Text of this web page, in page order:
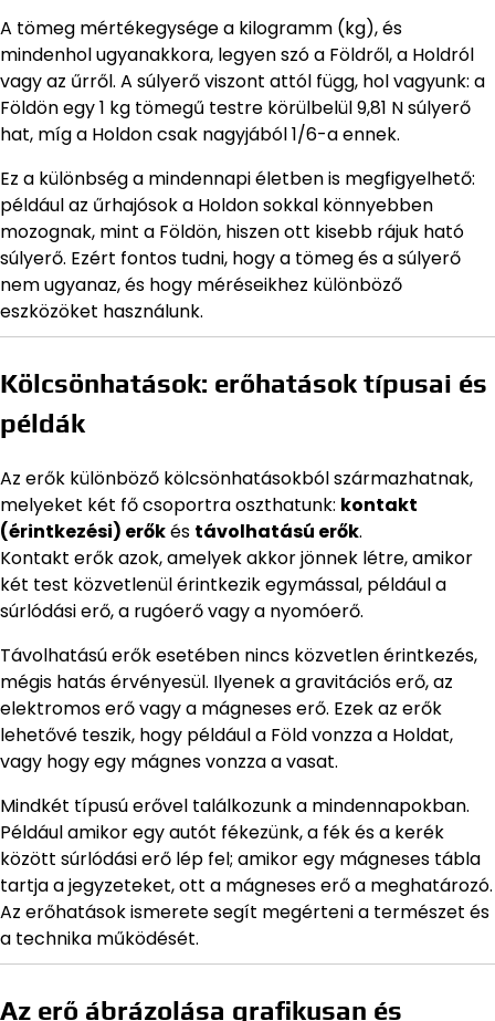
A tömeg mértékegysége a kilogramm (kg), és
mindenhol ugyanakkora, legyen szó a Földről, a Holdról
vagy az űrről. A súlyerő viszont attól függ, hol vagyunk: a
Földön egy 1 kg tömegű testre körülbelül 9,81 N súlyerő
hat, míg a Holdon csak nagyjából 1/6-a ennek.
Ez a különbség a mindennapi életben is megfigyelhető:
például az űrhajósok a Holdon sokkal könnyebben
mozognak, mint a Földön, hiszen ott kisebb rájuk ható
súlyerő. Ezért fontos tudni, hogy a tömeg és a súlyerő
nem ugyanaz, és hogy méréseikhez különböző
eszközöket használunk.
Kölcsönhatások: erőhatások típusai és
példák
Az erők különböző kölcsönhatásokból származhatnak,
melyeket két fő csoportra oszthatunk: kontakt
(érintkezési) erőkés távolhatású erők.
Kontakt erők azok, amelyek akkor jönnek létre, amikor
két test közvetlenül érintkezik egymással, például a
súrlódási erő, a rugóerő vagy a nyomóerő.
Távolhatású erők esetében nincs közvetlen érintkezés,
mégis hatás érvényesül. Ilyenek a gravitációs erő, az
elektromos erő vagy a mágneses erő. Ezek az erők
lehetővé teszik, hogy például a Föld vonzza a Holdat,
vagy hogy egy mágnes vonzza a vasat.
Mindkét típusú erővel találkozunk a mindennapokban.
Például amikor egy autót fékezünk, a fék és a kerék
között súrlódási erő lép fel; amikor egy mágneses tábla
tartja a jegyzeteket, ott a mágneses erő a meghatározó.
Az erőhatások ismerete segít megérteni a természet és
a technika működését.
Az erő ábrázolása grafikusan és